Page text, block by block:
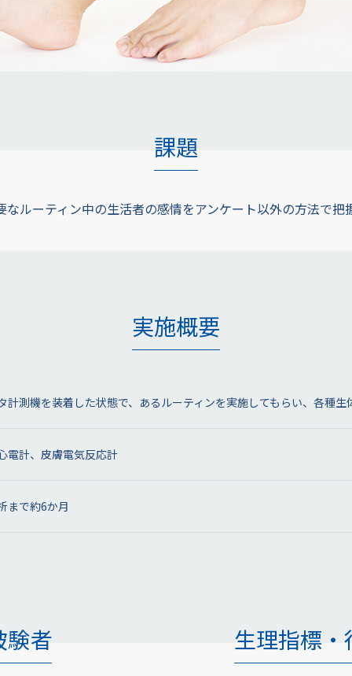
課題
なルーティン中の生活者の感情をアンケート以外の方法で把
実施概要
計測機を装着した状態で、あるルーティンを実施してもらい、各種生
電計、皮膚電気反応計
まで約6か月
験者 生理指標